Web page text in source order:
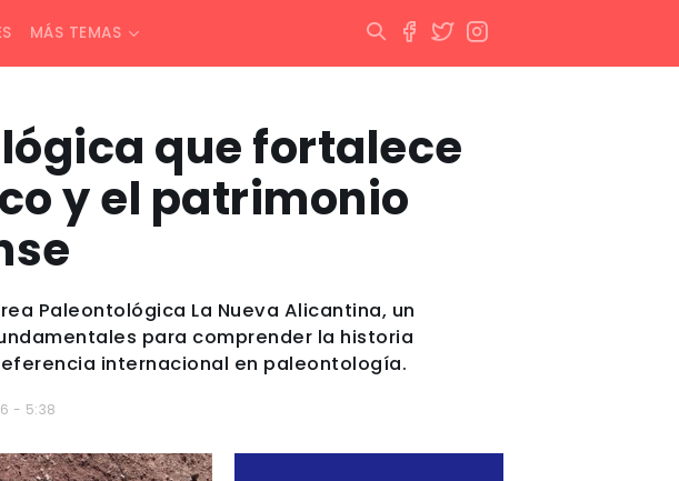
MÁS TEMAS
que fortalece
y el patrimonio
Paleontológica La Nueva Alicantina, un
para comprender la historia
internacional en paleontología.
- 5:38